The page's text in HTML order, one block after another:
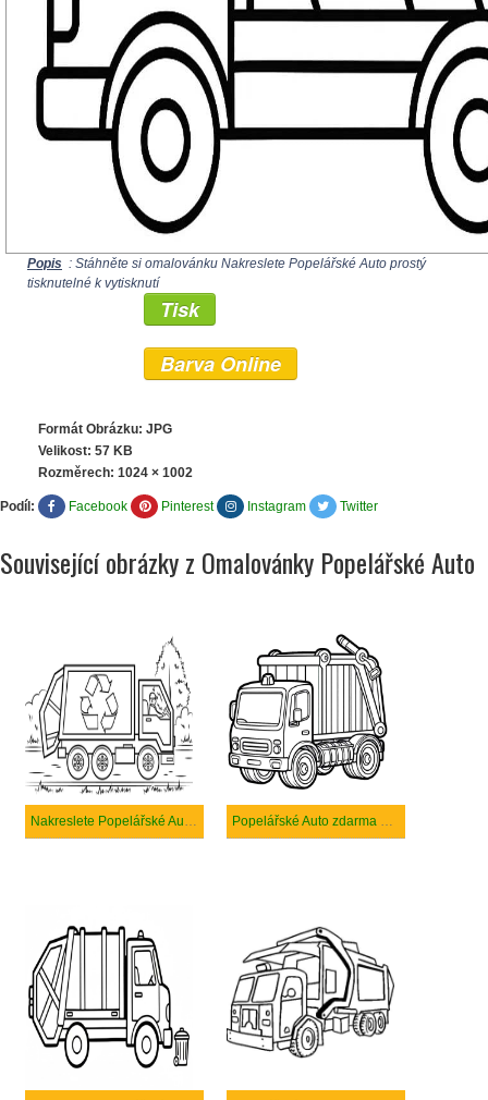
Popis : Stáhněte si omalovánku Nakreslete Popelářské Auto prostý
tisknutelné k vytisknutí
Tisk
Barva Online
Formát Obrázku: JPG
Velikost: 57 KB
Rozměrech: 1024 × 1002
Podíl: Facebook Pinterest Instagram Twitter
Související obrázky z Omalovánky Popelářské Auto
Nakreslete Popelářské Auto k vytisknutí Popelářské Auto zdarma prostý tisknutelné